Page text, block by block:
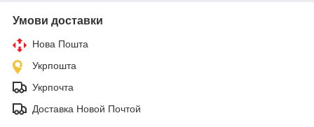
Умови доставки
Нова Пошта
Укрпошта
Укрпочта
Доставка Новой Почтой